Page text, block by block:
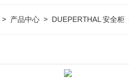
产品中心> DUEPERTHAL 安全柜